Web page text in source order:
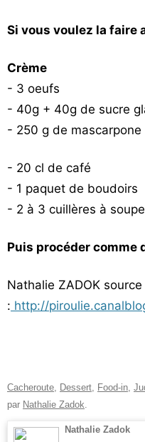
Si vous voulez la faire
Crème
- 3 oeufs
- 40g + 40g de sucre
- 250 g de mascarpone
- 20 cl de café
- 1 paquet de boudoirs
- 2 à 3 cuillères à
Puis procéder comme
Nathalie ZADOK source
: http://
Cacheroute, Dessert, Food-in,
par Nathalie Zadok.
Nathalie Zadok